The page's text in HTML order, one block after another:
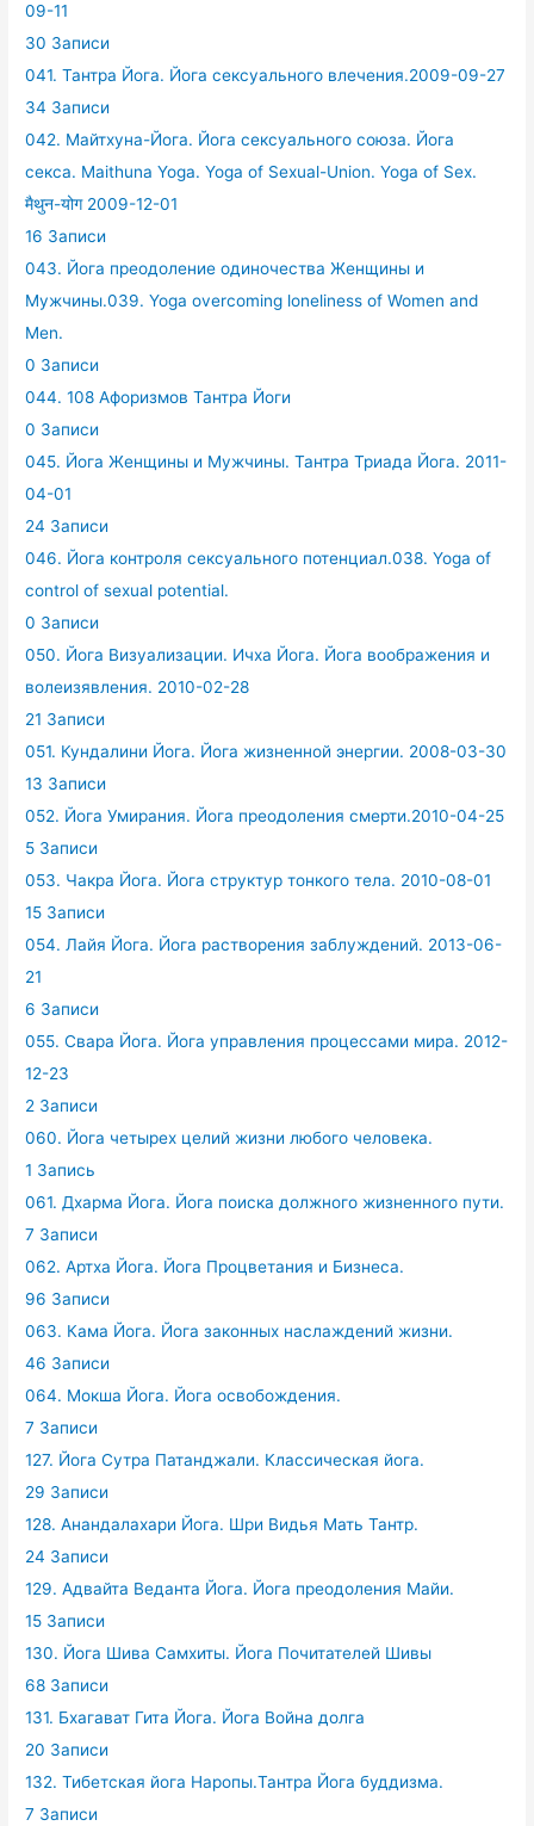
09-11
30 Записи
041. Тантра Йога. Йога сексуального влечения.2009-09-27
34 Записи
042. Майтхуна-Йога. Йога сексуального союза. Йога
секса. Maithuna Yoga. Yoga of Sexual-Union. Yoga of Sex.
मैथुन-योग 2009-12-01
16 Записи
043. Йога преодоление одиночества Женщины и
Мужчины.039. Yoga overcoming loneliness of Women and
Men.
0 Записи
044. 108 Афоризмов Тантра Йоги
0 Записи
045. Йога Женщины и Мужчины. Тантра Триада Йога. 2011-
04-01
24 Записи
046. Йога контроля сексуального потенциал.038. Yoga of
control of sexual potential.
0 Записи
050. Йога Визуализации. Ичха Йога. Йога воображения и
волеизявления. 2010-02-28
21 Записи
051. Кундалини Йога. Йога жизненной энергии. 2008-03-30
13 Записи
052. Йога Умирания. Йога преодоления смерти.2010-04-25
5 Записи
053. Чакра Йога. Йога структур тонкого тела. 2010-08-01
15 Записи
054. Лайя Йога. Йога растворения заблуждений. 2013-06-
21
6 Записи
055. Свара Йога. Йога управления процессами мира. 2012-
12-23
2 Записи
060. Йога четырех целий жизни любого человека.
1 Запись
061. Дхарма Йога. Йога поиска должного жизненного пути.
7 Записи
062. Артха Йога. Йога Процветания и Бизнеса.
96 Записи
063. Кама Йога. Йога законных наслаждений жизни.
46 Записи
064. Мокша Йога. Йога освобождения.
7 Записи
127. Йога Сутра Патанджали. Классическая йога.
29 Записи
128. Анандалахари Йога. Шри Видья Мать Тантр.
24 Записи
129. Адвайта Веданта Йога. Йога преодоления Майи.
15 Записи
130. Йога Шива Самхиты. Йога Почитателей Шивы
68 Записи
131. Бхагават Гита Йога. Йога Война долга
20 Записи
132. Тибетская йога Наропы.Тантра Йога буддизма.
7 Записи